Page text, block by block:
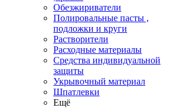
Обезжириватели
Полировальные пасты ,
подложки и круги
Растворители
Расходные материалы
Средства индивидуальной
защиты
Укрывочный материал
Шпатлевки
Ещё